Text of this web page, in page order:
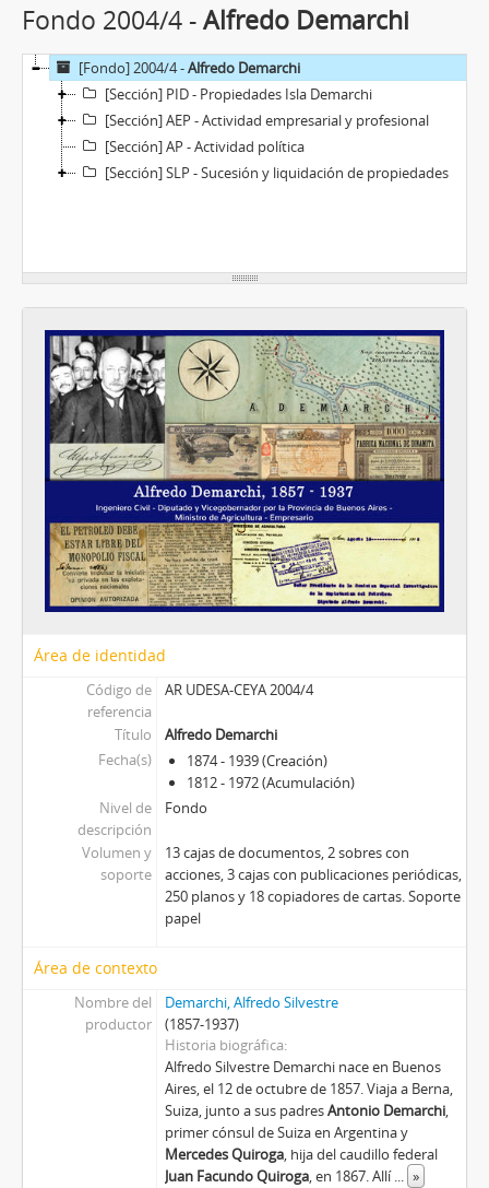
Fondo 2004/4 -Alfredo Demarchi
[Fondo] 2004/4 -Alfredo Demarchi
[Sección] PID - Propiedades Isla Demarchi
[Sección] AEP - Actividad empresarial y profesional
[Sección] AP - Actividad política
[Sección] SLP - Sucesión y liquidación de propiedades
Área de identidad
Código de
referencia
AR UDESA-CEYA 2004/4
Título
Alfredo Demarchi
Fecha(s)
1874 - 1939 (Creación)
1812 - 1972 (Acumulación)
Nivel de
descripción
Fondo
Volumen y
soporte
13 cajas de documentos, 2 sobres con
acciones, 3 cajas con publicaciones periódicas,
250 planos y 18 copiadores de cartas. Soporte
papel
Área de contexto
Nombre del
productor
Demarchi, Alfredo Silvestre
(1857-1937)
Historia biográfica
Alfredo Silvestre Demarchi nace en Buenos
Aires, el 12 de octubre de 1857. Viaja a Berna,
Suiza, junto a sus padresAntonio Demarchi,
primer cónsul de Suiza en Argentina y
Mercedes Quiroga, hija del caudillo federal
Juan Facundo Quiroga, en 1867. Allí... »